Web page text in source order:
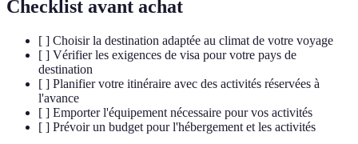
Checklist avant achat
[ ] Choisir la destination adaptée au climat de votre voyage
[ ] Vérifier les exigences de visa pour votre pays de
destination
[ ] Planifier votre itinéraire avec des activités réservées à
l'avance
[ ] Emporter l'équipement nécessaire pour vos activités
[ ] Prévoir un budget pour l'hébergement et les activités